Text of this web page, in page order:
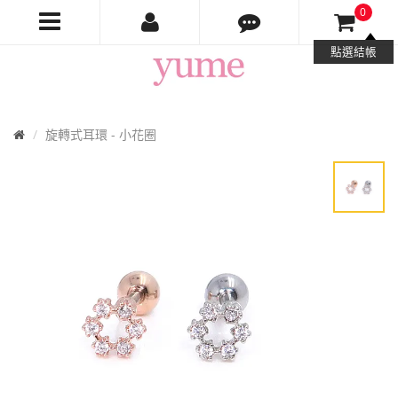
0
點選結帳
Yume
Jewelry
首
旋轉式耳環 - 小花圈